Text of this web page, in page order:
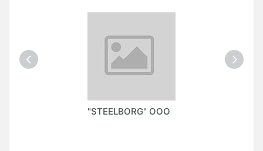
"STEELBORG" ООО